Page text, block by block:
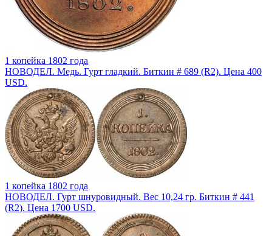
1 копейка 1802 года
НОВОДЕЛ. Медь. Гурт гладкий. Биткин # 689 (R2). Цена 400
USD.
1 копейка 1802 года
НОВОДЕЛ. Гурт шнуровидный. Вес 10,24 гр. Биткин # 441
(R2). Цена 1700 USD.